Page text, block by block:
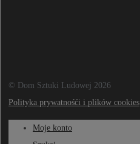
© Dom Sztuki Ludowej 2026
Polityka prywatnośći i plików cookies
Moje konto